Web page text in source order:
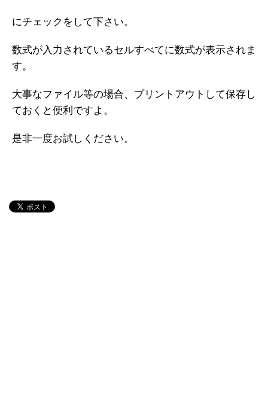
にチェックをして下さい。
数式が入力されているセルすべてに数式が表示されま
す。
大事なファイル等の場合、プリントアウトして保存し
ておくと便利ですよ。
是非一度お試しください。